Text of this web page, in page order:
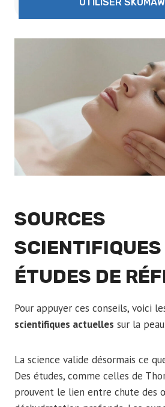
UTILISER
SOURCES
SCIENTIFIQUES
ÉTUDES DE
Pour appuyer ces conseils, voici
scientifiques actuelles sur la
La science valide désormais ce
Des études, comme celles de
prouvent le lien entre chute des